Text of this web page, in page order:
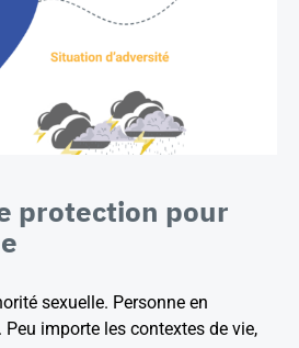
protection pour
sexuelle. Personne en
importe les contextes de vie,